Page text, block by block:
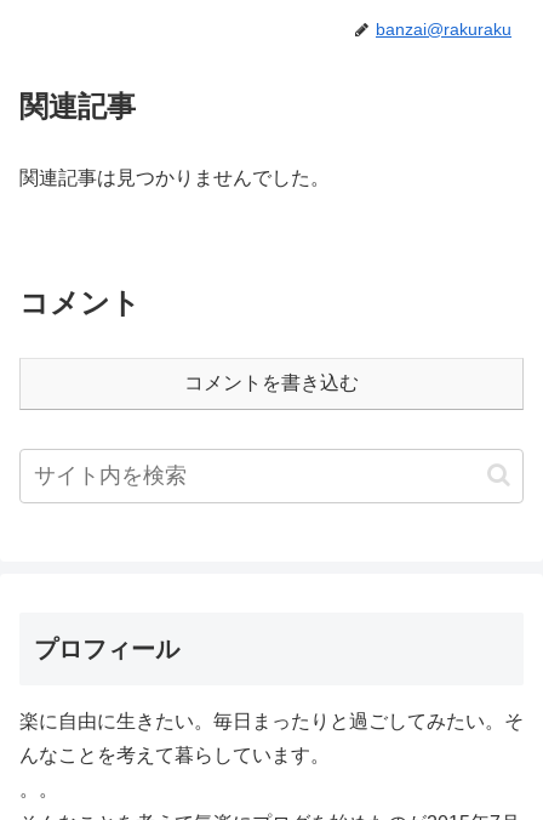
banzai@rakuraku
関連記事
関連記事は見つかりませんでした。
コメント
コメントを書き込む
プロフィール
楽に自由に生きたい。毎日まったりと過ごしてみたい。そ
んなことを考えて暮らしています。
。。